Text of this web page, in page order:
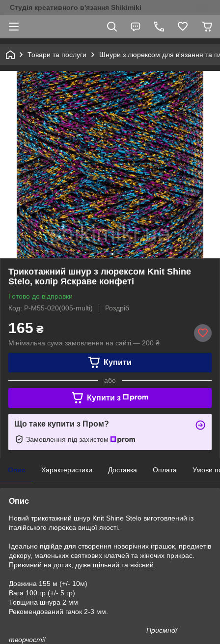
Студія креативного в'язання Shikimiki
Товари та послуги Шнури з люрексом для в'язання та
Трикотажний шнур з люрексом Knit Shine
Stelo, колір Яскраве конфеті
Готово до відправки
Код: P-M55-020(005-multi)
Роздріб
165 ₴
Мінімальна сума замовлення на сайті — 200 ₴
Купити
або
Купити з
Що таке купити з Пром?
Замовлення під захистом
Опис Характеристики Доставка Оплата Умови
Опис
Новий трикотажний шнур Knit Shine Stelo виготовлений із
італійського люрекса вищої якості.
Ідеально підійде для створення новорічних іграшок, предметів
декору, маленьких святкових клатчей та жіночих прикрас.
Приємний на дотик, дуже щільний та якісний.
Довжина 155 м (+/- 10м)
Вага 100 гр (+/- 5 гр)
Товщина шнура 2 мм
Рекомендований гачок 2-3 мм.
Приємної
творчості!